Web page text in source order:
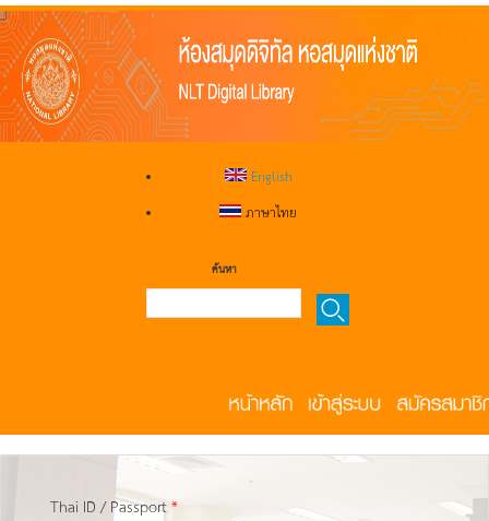
English
ภาษาไทย
ค้นหา
Thai ID / Passport*